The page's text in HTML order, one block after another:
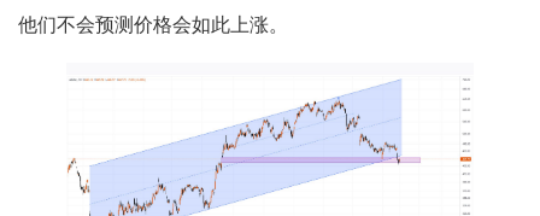
他们不会预测价格会如此上涨。